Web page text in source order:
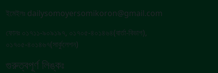
ইমেইলঃ dailysomoyersomikoron@gmail.com
ফোনঃ ০১৭১১-৯০৯১৯৭, ০১৭০৫-৪০১৪৬৪(বার্তা-বিভাগ),
০১৭০৫-৪০১৪৬৭(সার্কুলেশন)
গুরুত্বপূর্ণ লিঙ্কঃ